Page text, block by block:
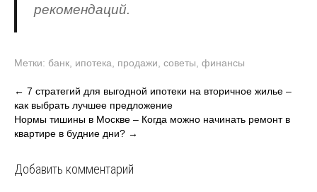
рекомендаций.
Метки: банк ипотека продажи советы финансы
Навигация
по
записям
← 7 стратегий для выгодной ипотеки на вторичное жилье –
как выбрать лучшее предложение
Нормы тишины в Москве – Когда можно начинать ремонт в
квартире в будние дни? →
Добавить комментарий